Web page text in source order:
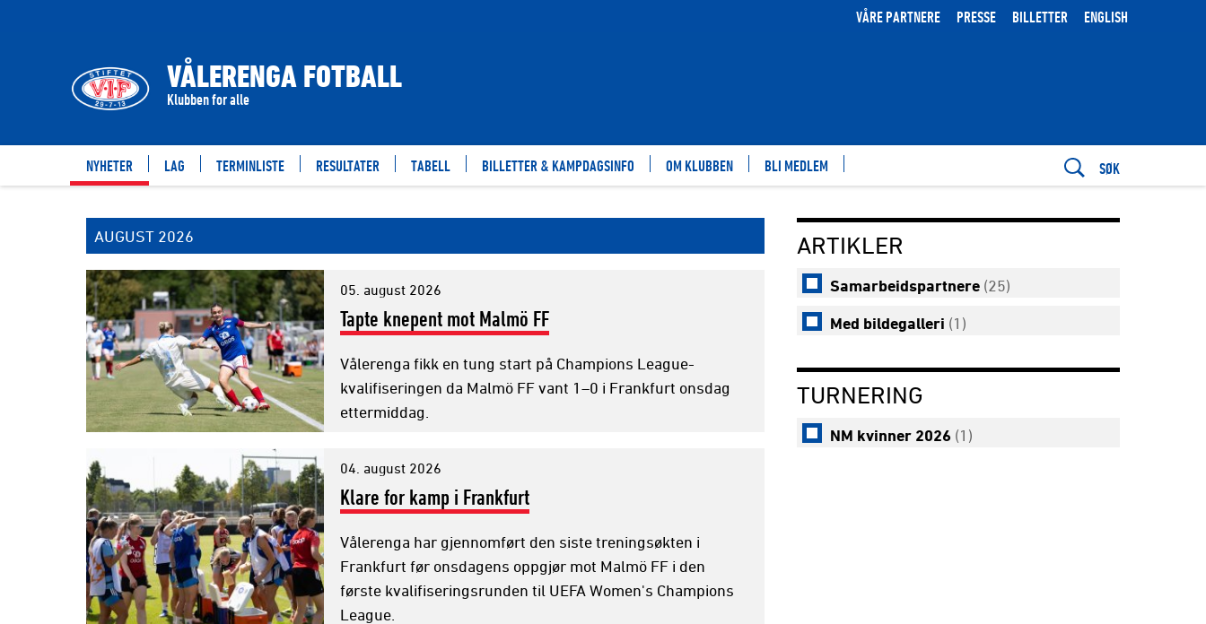
VÅRE PARTNERE PRESSE BILLETTER ENGLISH
VÅLERENGA FOTBALL
Klubben for alle
NYHETER LAG TERMINLISTE RESULTATER TABELL BILLETTER & KAMPDAGSINFO OM KLUBBEN BLI MEDLEM SØK
AUGUST 2026
05. august 2026
Tapte knepent mot Malmö FF
Vålerenga fikk en tung start på Champions League-
kvalifiseringen da Malmö FF vant 1–0 i Frankfurt onsdag
ettermiddag.
04. august 2026
Klare for kamp i Frankfurt
Vålerenga har gjennomført den siste treningsøkten i
Frankfurt før onsdagens oppgjør mot Malmö FF i den
første kvalifiseringsrunden til UEFA Women's Champions
League.
ARTIKLER
Samarbeidspartnere (25)
Med bildegalleri (1)
TURNERING
NM kvinner 2026 (1)